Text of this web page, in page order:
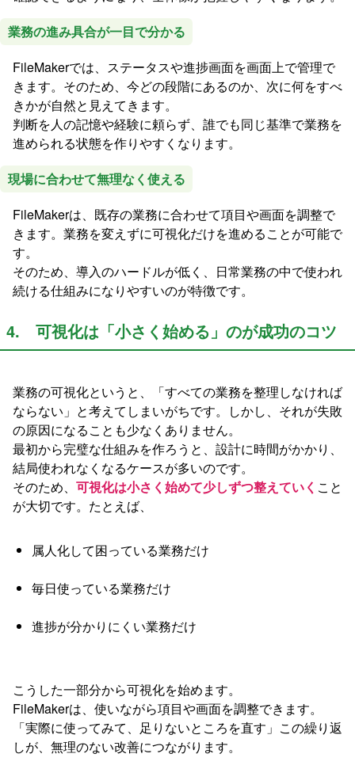
業務の進み具合が一目で分かる
FileMakerでは、ステータスや進捗画面を画面上で管理で
きます。そのため、今どの段階にあるのか、次に何をすべ
きかが自然と見えてきます。
判断を人の記憶や経験に頼らず、誰でも同じ基準で業務を
進められる状態を作りやすくなります。
現場に合わせて無理なく使える
FileMakerは、既存の業務に合わせて項目や画面を調整で
きます。業務を変えずに可視化だけを進めることが可能で
す。
そのため、導入のハードルが低く、日常業務の中で使われ
続ける仕組みになりやすいのが特徴です。
4. 可視化は「小さく始める」のが成功のコツ
業務の可視化というと、「すべての業務を整理しなければ
ならない」と考えてしまいがちです。しかし、それが失敗
の原因になることも少なくありません。
最初から完璧な仕組みを作ろうと、設計に時間がかかり、
結局使われなくなるケースが多いのです。
そのため、 可視化は小さく始めて少しずつ整えていく こと
が大切です。たとえば、
属人化して困っている業務だけ
毎日使っている業務だけ
進捗が分かりにくい業務だけ
こうした一部分から可視化を始めます。
FileMakerは、使いながら項目や画面を調整できます。
「実際に使ってみて、足りないところを直す」この繰り返
しが、無理のない改善につながります。